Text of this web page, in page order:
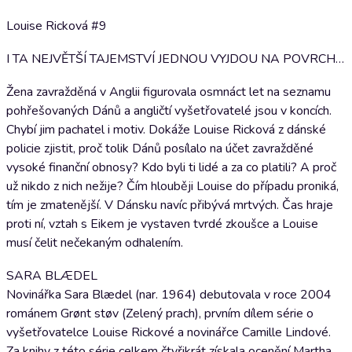
Louise Ricková #9
I TA NEJVĚTŠÍ TAJEMSTVÍ JEDNOU VYJDOU NA POVRCH…
Žena zavražděná v Anglii figurovala osmnáct let na seznamu
pohřešovaných Dánů a angličtí vyšetřovatelé jsou v koncích.
Chybí jim pachatel i motiv. Dokáže Louise Ricková z dánské
policie zjistit, proč tolik Dánů posílalo na účet zavražděné
vysoké finanční obnosy? Kdo byli ti lidé a za co platili? A proč
už nikdo z nich nežije? Čím hlouběji Louise do případu proniká,
tím je zmatenější. V Dánsku navíc přibývá mrtvých. Čas hraje
proti ní, vztah s Eikem je vystaven tvrdé zkoušce a Louise
musí čelit nečekaným odhalením.
SARA BLÆDEL
Novinářka Sara Blædel (nar. 1964) debutovala v roce 2004
románem Grønt støv (Zelený prach), prvním dílem série o
vyšetřovatelce Louise Rickové a novinářce Camille Lindové.